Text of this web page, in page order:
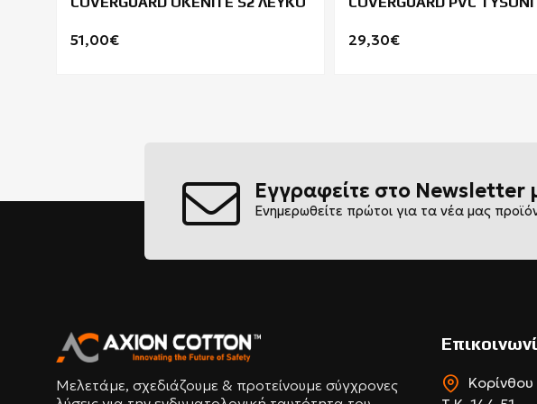
51,00€ 29,30€
Εγγραφείτε στο Newsletter
Ενημερωθείτε πρώτοι για τα νέα μας
Μελετάμε, σχεδιάζουμε & προτείνουμε σύγχρονες